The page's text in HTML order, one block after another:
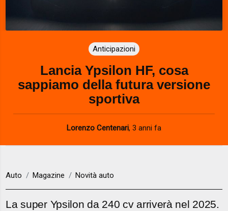
Anticipazioni
Lancia Ypsilon HF, cosa
sappiamo della futura versione
sportiva
Lorenzo Centenari, 3 anni fa
Auto Magazine Novità auto
La super Ypsilon da 240 cv arriverà nel 2025.